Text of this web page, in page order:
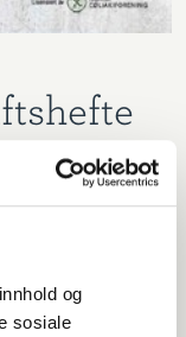
og
sosiale
får du tips om